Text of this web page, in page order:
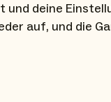
und deine
auf, und die